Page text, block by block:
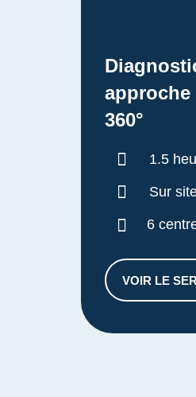
360°
Durée :
1.5
Sur
6
VOIR LE